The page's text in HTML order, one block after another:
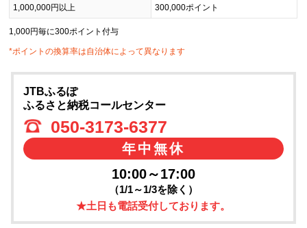
1,000,000円以上 300,000ポイント
1,000円毎に300ポイント付与
*ポイントの換算率は自治体によって異なります
JTBふるぽ
ふるさと納税コールセンター
050-3173-6377
年中無休
10:00～17:00
（1/1～1/3を除く）
★土日も電話受付しております。